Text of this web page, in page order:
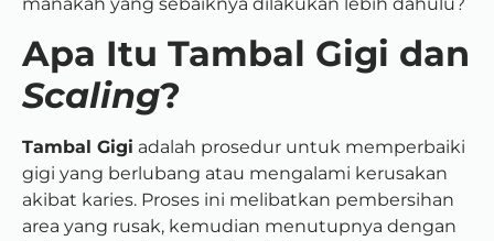
Apa Itu Tambal Gigi dan
Scaling?
Tambal Gigi adalah prosedur untuk memperbaiki
gigi yang berlubang atau mengalami kerusakan
akibat karies. Proses ini melibatkan pembersihan
area yang rusak, kemudian menutupnya dengan